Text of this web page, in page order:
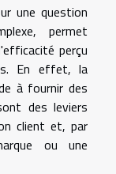
une question
permet
perçu
En effet, la
à fournir des
des leviers
client et, par
ou une